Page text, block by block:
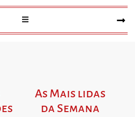
As Mais lidas
da Semana